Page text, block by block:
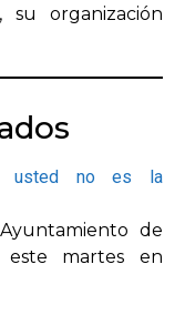
su organización
usted no es la
de
este martes en